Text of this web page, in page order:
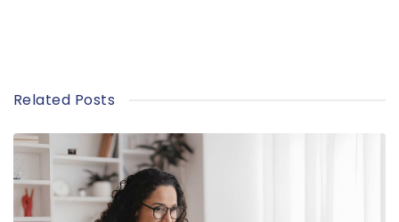
Related Posts